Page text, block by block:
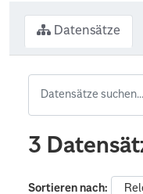
Datensätze
3
Sortieren nach